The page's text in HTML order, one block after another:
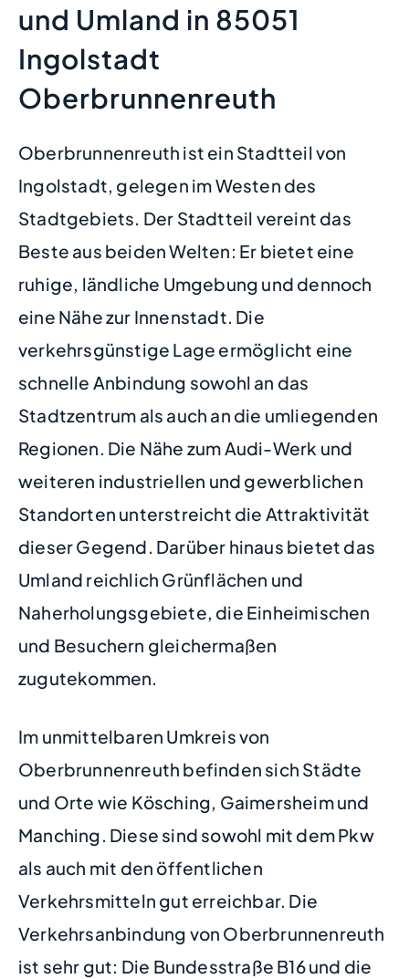
und Umland in 85051
Ingolstadt
Oberbrunnenreuth
Oberbrunnenreuth ist ein Stadtteil von
Ingolstadt, gelegen im Westen des
Stadtgebiets. Der Stadtteil vereint das
Beste aus beiden Welten: Er bietet eine
ruhige, ländliche Umgebung und dennoch
eine Nähe zur Innenstadt. Die
verkehrsgünstige Lage ermöglicht eine
schnelle Anbindung sowohl an das
Stadtzentrum als auch an die umliegenden
Regionen. Die Nähe zum Audi-Werk und
weiteren industriellen und gewerblichen
Standorten unterstreicht die Attraktivität
dieser Gegend. Darüber hinaus bietet das
Umland reichlich Grünflächen und
Naherholungsgebiete, die Einheimischen
und Besuchern gleichermaßen
zugutekommen.
Im unmittelbaren Umkreis von
Oberbrunnenreuth befinden sich Städte
und Orte wie Kösching, Gaimersheim und
Manching. Diese sind sowohl mit dem Pkw
als auch mit den öffentlichen
Verkehrsmitteln gut erreichbar. Die
Verkehrsanbindung von Oberbrunnenreuth
ist sehr gut: Die Bundesstraße B16 und die